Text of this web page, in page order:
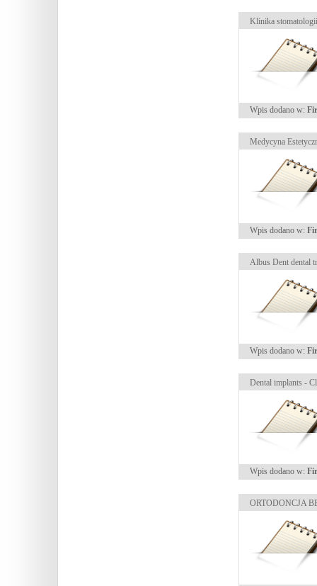
Klinika
Wpis dodano w:
Medycyna
Wpis dodano w:
Albus Dent dental
Wpis dodano w:
Dental implants -
Wpis dodano w:
ORTODONCJA